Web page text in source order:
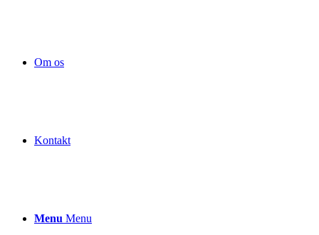
Om os
Kontakt
Menu Menu